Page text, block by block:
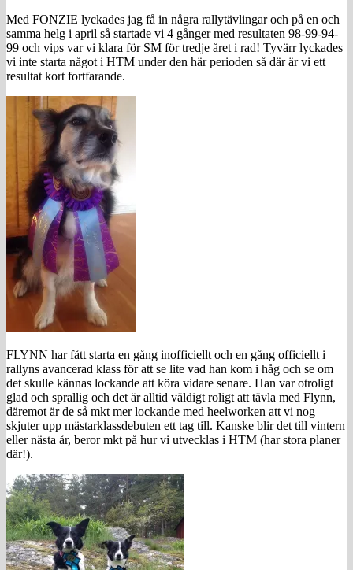
Med FONZIE lyckades jag få in några rallytävlingar och på en och
samma helg i april så startade vi 4 gånger med resultaten 98-99-94-
99 och vips var vi klara för SM för tredje året i rad! Tyvärr lyckades
vi inte starta något i HTM under den här perioden så där är vi ett
resultat kort fortfarande.
FLYNN har fått starta en gång inofficiellt och en gång officiellt i
rallyns avancerad klass för att se lite vad han kom i håg och se om
det skulle kännas lockande att köra vidare senare. Han var otroligt
glad och sprallig och det är alltid väldigt roligt att tävla med Flynn,
däremot är de så mkt mer lockande med heelworken att vi nog
skjuter upp mästarklassdebuten ett tag till. Kanske blir det till vintern
eller nästa år, beror mkt på hur vi utvecklas i HTM (har stora planer
där!).